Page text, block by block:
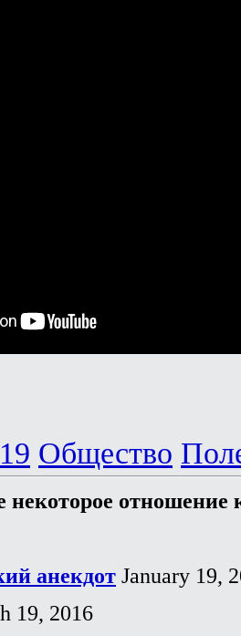
Общество
отношение
анекдот January 19,
19, 2016